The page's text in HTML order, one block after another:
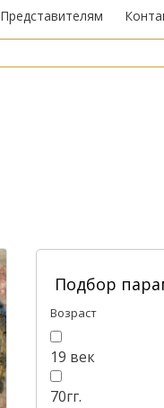
Представителям
Подбор
Возраст
19 век
70гг.